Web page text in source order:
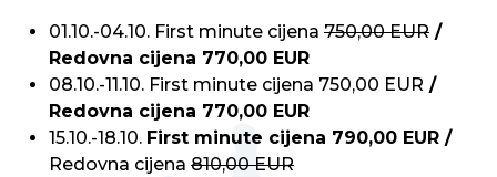
01.10.-04.10. First minute cijena 750,00 EUR /
Redovna cijena 770,00 EUR
08.10.-11.10. First minute cijena 750,00 EUR /
Redovna cijena 770,00 EUR
15.10.-18.10. First minute cijena 790,00 EUR /
Redovna cijena 810,00 EUR